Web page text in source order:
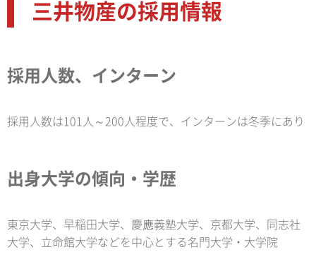
三井物産の採用情報
採用人数、インターン
採用人数は101人～200人程度で、インターンは冬季にあり
出身大学の傾向・学歴
東京大学、早稲田大学、慶應義塾大学、京都大学、同志社
大学、立命館大学などを中心とする名門大学・大学院